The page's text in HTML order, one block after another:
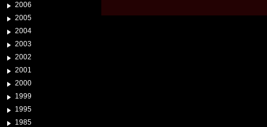
2006
2005
2004
2003
2002
2001
2000
1999
1995
1985